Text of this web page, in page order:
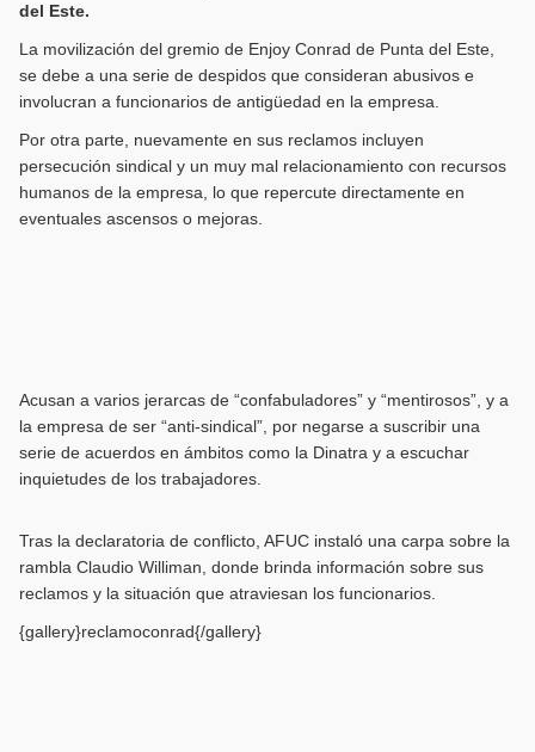
del Este.
La movilización del gremio de Enjoy Conrad de Punta del Este,
se debe a una serie de despidos que consideran abusivos e
involucran a funcionarios de antigüedad en la empresa.
Por otra parte, nuevamente en sus reclamos incluyen
persecución sindical y un muy mal relacionamiento con recursos
humanos de la empresa, lo que repercute directamente en
eventuales ascensos o mejoras.
Acusan a varios jerarcas de “confabuladores” y “mentirosos”, y a
la empresa de ser “anti-sindical”, por negarse a suscribir una
serie de acuerdos en ámbitos como la Dinatra y a escuchar
inquietudes de los trabajadores.
Tras la declaratoria de conflicto, AFUC instaló una carpa sobre la
rambla Claudio Williman, donde brinda información sobre sus
reclamos y la situación que atraviesan los funcionarios.
{gallery}reclamoconrad{/gallery}